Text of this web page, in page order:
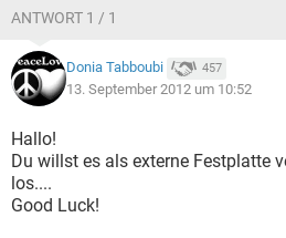
ANTWORT 1 / 1
Donia Tabboubi 457
13. September 2012 um 10:52
Hallo!
Du willst es als externe Festplatte
los....
Good Luck!